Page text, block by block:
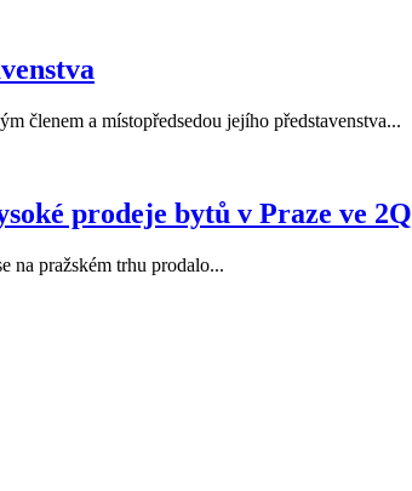
členem a místopředsedou jejího představenstva...
prodeje bytů v Praze ve 2Q
na pražském trhu prodalo...